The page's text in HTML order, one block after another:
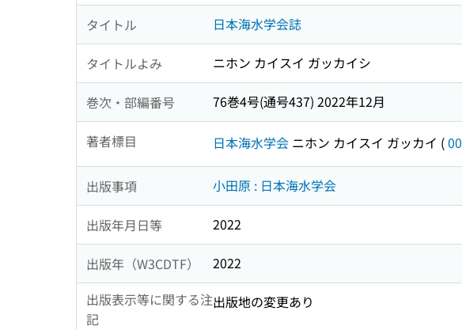
タイトル 日本海水学会誌
タイトルよみ ニホン カイスイ ガッカイシ
巻次・部編番号 76巻4号(通号437) 2022年12月
著者標目 日本海水学会 ニホン カイスイ ガッカイ (
出版事項 小田原 : 日本海水学会
出版年月日等 2022
出版年（W3CDTF）
2022
出版表示等に関する注
記
出版地の変更あり